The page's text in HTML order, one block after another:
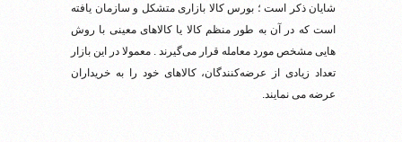
شایان ذکر است ؛ بورس کالا بازاری متشکل و سازمان یافته‌
است که در آن به طور منظم کالا یا کالاهای معینی با روش
هایی مشخص مورد معامله قرار می‌گیرند . معمولا در این بازار
تعداد زیادی از عرضه‌کنندگان، کالاهای خود را به خریداران
عرضه می نمایند.